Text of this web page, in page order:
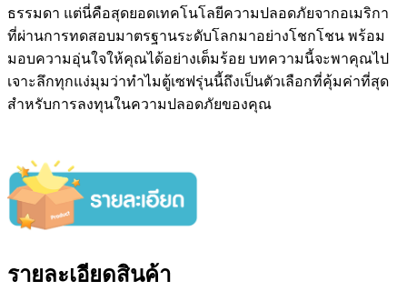
ธรรมดา แต่นี่คือสุดยอดเทคโนโลยีความปลอดภัยจากอเมริกา
ที่ผ่านการทดสอบมาตรฐานระดับโลกมาอย่างโชกโชน พร้อม
มอบความอุ่นใจให้คุณได้อย่างเต็มร้อย บทความนี้จะพาคุณไป
เจาะลึกทุกแง่มุมว่าทำไมตู้เซฟรุ่นนี้ถึงเป็นตัวเลือกที่คุ้มค่าที่สุด
สำหรับการลงทุนในความปลอดภัยของคุณ
รายละเอียดสินค้า